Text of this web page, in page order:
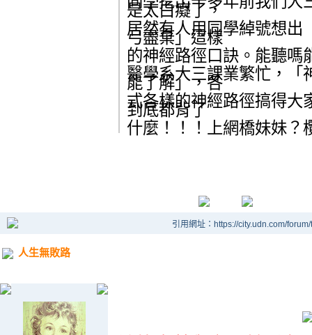
是太白癡了，
居然有人用同學綽號想出
弓盡棄」這樣
的神經路徑口訣。能聽嗎
醫學系大三課業繁忙，「
能了解」，各
式各樣的神經路徑搞得大
到底都背了
什麼！！！上網橋妹妹？
引用網址：https://city.udn.com/
人生無敗路